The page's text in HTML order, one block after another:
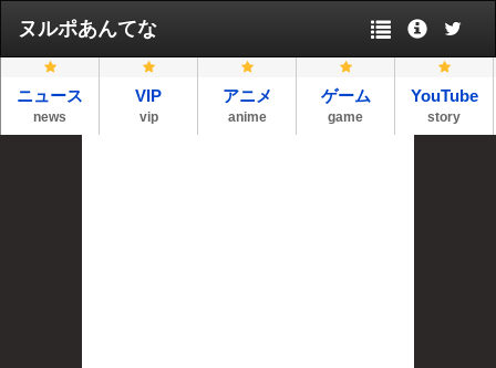
ヌルポあんてな
ニュース
news
VIP
vip
アニメ
anime
ゲーム
game
YouTube
story